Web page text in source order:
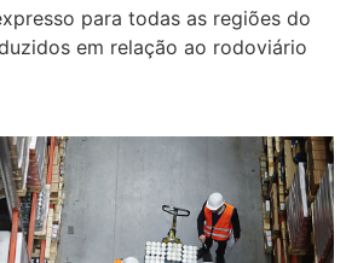
para todas as regiões do
em relação ao rodoviário